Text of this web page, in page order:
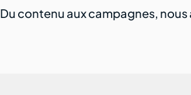
Du contenu aux campagnes,